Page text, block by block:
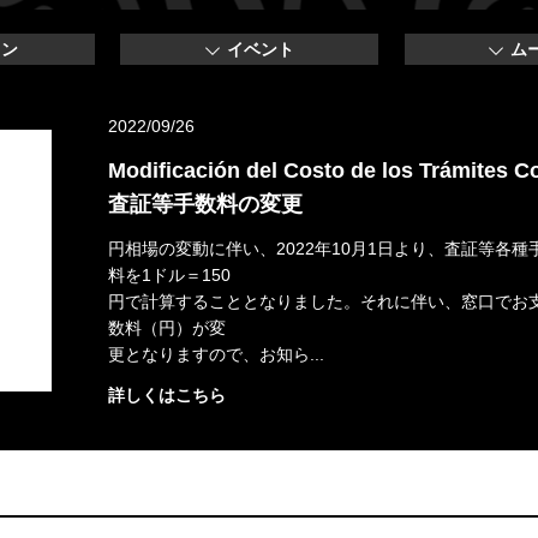
イベント ム
2022/09/26
Modificación del Costo de los Trámites
査証等手数料の変更
円相場の変動に伴い、2022年10月1日より、査証等各種
料を1ドル＝150
円で計算することとなりました。それに伴い、窓口でお
数料（円）が変
更となりますので、お知ら...
詳しくはこちら